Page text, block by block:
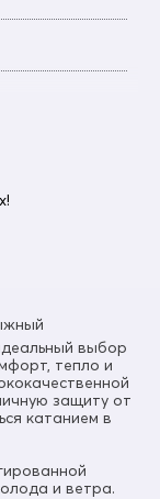
выбор
тепло и
защиту от
катанием в
и ветра.